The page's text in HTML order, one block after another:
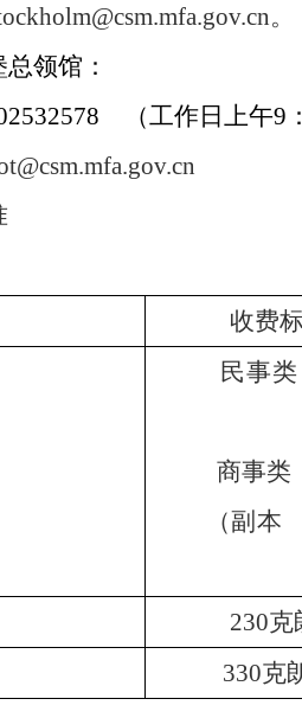
。
领馆：
（工作日上
准
目
收
民事
商事
（副
330克